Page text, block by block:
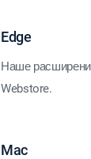
Edge
Наше
Webstore.
Mac